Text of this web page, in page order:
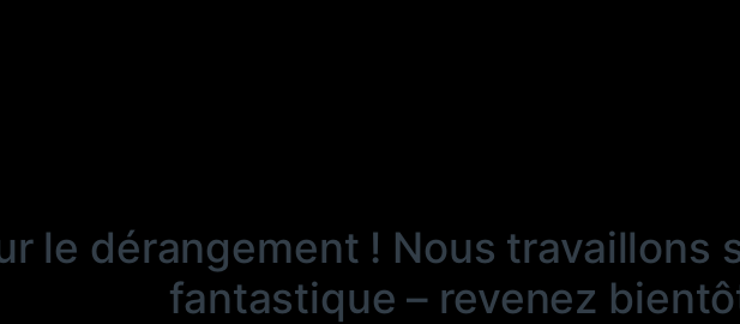
le dérangement ! Nous travaillons
fantastique – revenez